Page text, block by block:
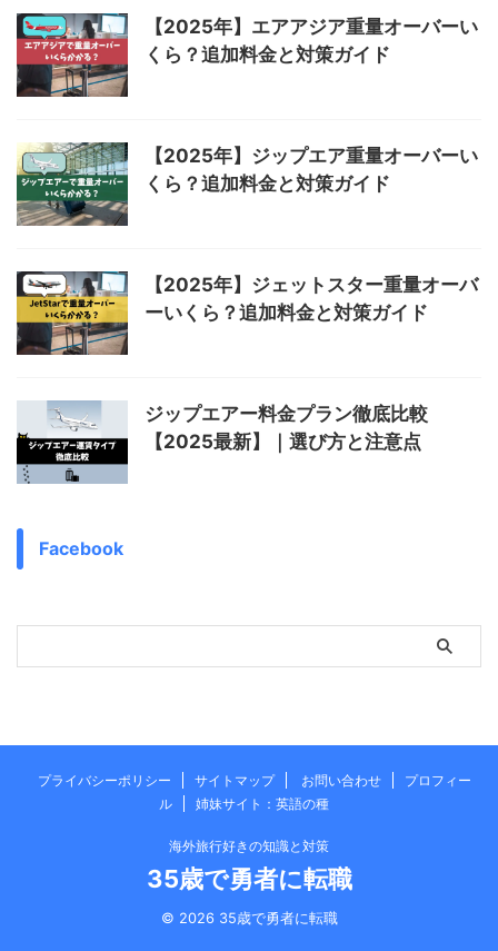
【2025年】エアアジア重量オーバーい
くら？追加料金と対策ガイド
【2025年】ジップエア重量オーバーい
くら？追加料金と対策ガイド
【2025年】ジェットスター重量オーバ
ーいくら？追加料金と対策ガイド
ジップエアー料金プラン徹底比較
【2025最新】｜選び方と注意点
Facebook
プライバシーポリシー サイトマップ お問い合わせ
プロフィー
ル
姉妹サイト：英語の種
海外旅行好きの知識と対策
35歳で勇者に転職
© 2026 35歳で勇者に転職